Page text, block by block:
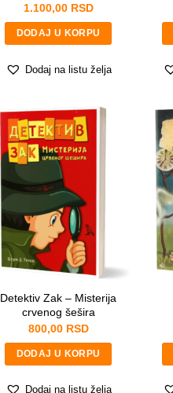
1.100,00 RSD
DODAJ U KORPU
Dodaj na listu želja
Detektiv Zak – Misterija
crvenog šešira
800,00 RSD
DODAJ U KORPU
Dodaj na listu želja